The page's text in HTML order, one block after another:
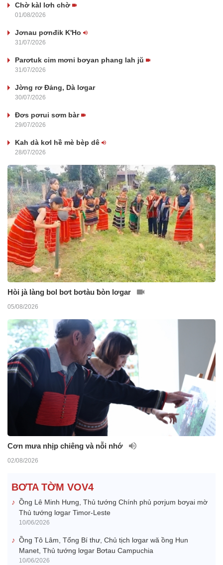
Chờ kàl lơh chờ
01/08/2026
Jơnau pơnđik K'Ho
31/07/2026
Parơtuk cim mơni bơyan phang lah jŭ
31/07/2026
Jờng rơ Đảng, Dà lơgar
30/07/2026
Đơs pơrui sơm bàr
29/07/2026
Kah dà kơl hề mè bèp dê
28/07/2026
Hòi jà làng bol bơt bơtàu ƀòn lơgar
05/08/2026
Cơn mưa nhịp chiêng và nỗi nhớ
02/08/2026
BƠTA TỜM VOV4
Ồng Lê Minh Hưng, Thủ tướng Chính phủ pơrjum bơyai mờ
Thủ tướng lơgar Timor-Leste
10/06/2026
Ồng Tô Lâm, Tổng Bí thư, Chủ tịch lơgar wă ồng Hun
Manet, Thủ tướng lơgar Bơtau Campuchia
10/06/2026